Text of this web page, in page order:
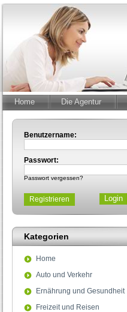
Home Die Agentur
Benutzername:
Passwort:
Passwort vergessen?
Registrieren
Kategorien
Home
Auto und Verkehr
Ernährung und Gesundheit
Freizeit und Reisen